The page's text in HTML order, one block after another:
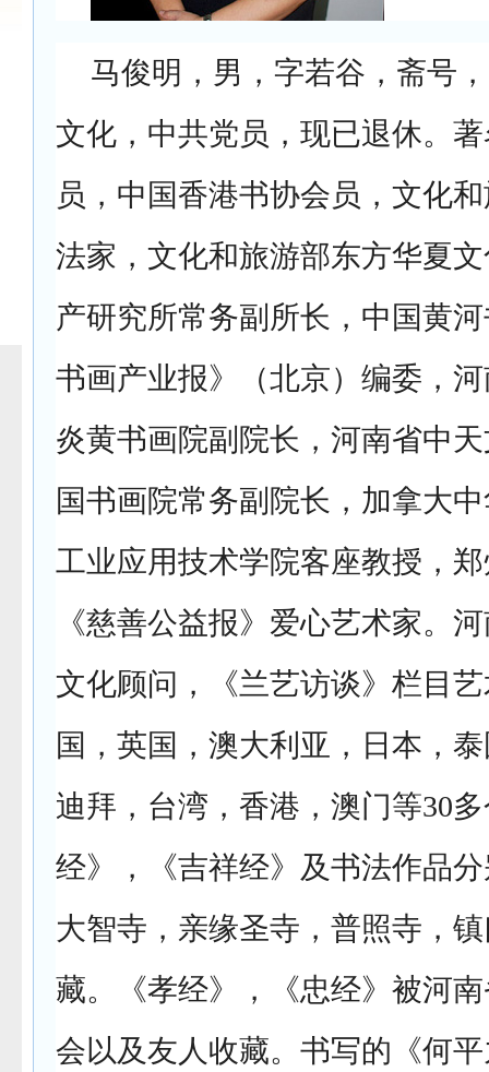
马俊明，男，字若谷，斋号
文化，中共党员，现已退休。
员，中国香港书协会员，文化
法家，文化和旅游部东方华夏
产研究所常务副所长，中国黄
书画产业报》（北京）编委，
炎黄书画院副院长，河南省中
国书画院常务副院长，加拿大
工业应用技术学院客座教授，
《慈善公益报》爱心艺术家。
文化顾问，《兰艺访谈》栏目
国，英国，澳大利亚，日本，
迪拜，台湾，香港，澳门等30
经》，《吉祥经》及书法作品
大智寺，亲缘圣寺，普照寺，
藏。《孝经》，《忠经》被河
会以及友人收藏。书写的《何